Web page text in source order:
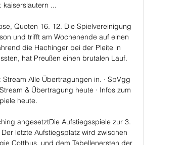
...
Quoten 16. 12. Die Spielvereinigung
und trifft am Wochenende auf einen
die Hachinger bei der Pleite in
hat Preußen einen brutalen Lauf.
Alle Übertragungen in. · SpVgg
& Übertragung heute · Infos zum
heute.
angesetztDie Aufstiegsspiele zur 3.
letzte Aufstiegsplatz wird zwischen
Cottbus, und dem Tabellenersten der